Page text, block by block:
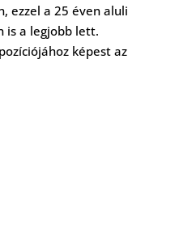
ezzel a 25 éven aluli
is a legjobb lett.
képest az